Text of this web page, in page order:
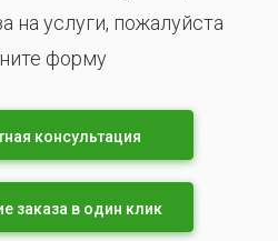
на услуги, пожалуйста
форму
консультация
заказа в один клик